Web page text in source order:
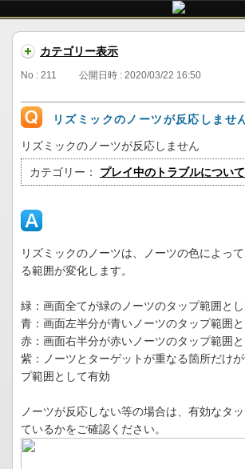
カテゴリー表示
No : 211 公開日時 : 2020/03/22 16:50
リズミックのノーツが反応しませ
リズミックのノーツが反応しません
カテゴリー： プレイ中のトラブルについて
リズミックのノーツは、ノーツの色によっ
る範囲が変化します。
緑：画面全てが緑のノーツのタップ範囲と
青：画面左半分が青いノーツのタップ範囲
赤：画面右半分が赤いノーツのタップ範囲
紫：ノーツとターゲットが重なる箇所だけ
プ範囲として有効
ノーツが反応しない等の場合は、有効なタ
ているかをご確認ください。